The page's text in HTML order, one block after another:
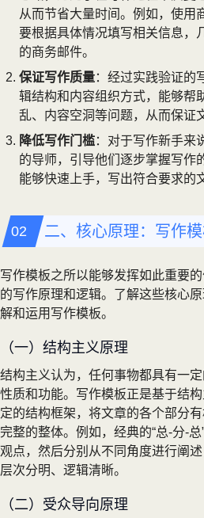
从而节省大量时间。例如，使用
要根据具体情况填写相关信息，
的商务邮件。
保证写作质量：经过实践验证的
辑结构和内容组织方式，能够帮
乱、内容空洞等问题，从而保证
降低写作门槛：对于写作新手来
的导师，引导他们逐步掌握写作
能够快速上手，写出符合要求的
二、核心原理：写作
写作模板之所以能够发挥如此重要
的写作原理和逻辑。了解这些核心
解和运用写作模板。
（一）结构主义原理
结构主义认为，任何事物都具有一
性质和功能。写作模板正是基于结
定的结构框架，将文章的各个部分
完整的整体。例如，经典的“总-分-
观点，然后分别从不同角度进行阐
层次分明、逻辑清晰。
（二）受众导向原理